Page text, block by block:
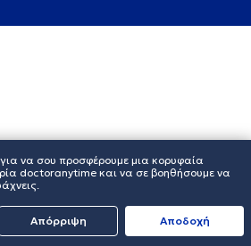
να σου προσφέρουμε μια κορυφαία
doctoranytime και να σε βοηθήσουμε να
Απόρριψη Aποδοχή